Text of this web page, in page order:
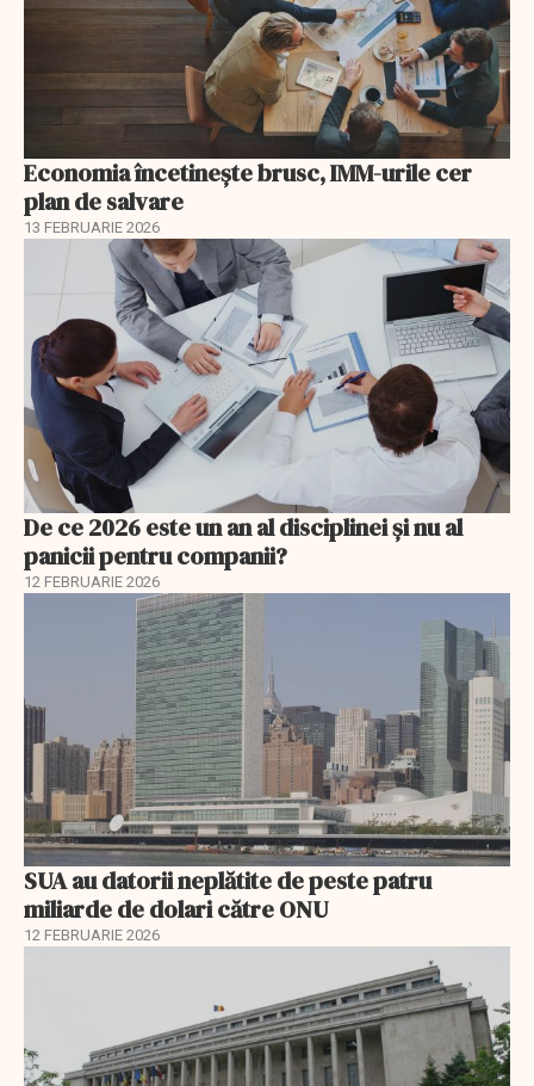
Economia încetinește brusc, IMM-urile cer
plan de salvare
13 FEBRUARIE 2026
De ce 2026 este un an al disciplinei și nu al
panicii pentru companii?
12 FEBRUARIE 2026
SUA au datorii neplătite de peste patru
miliarde de dolari către ONU
12 FEBRUARIE 2026